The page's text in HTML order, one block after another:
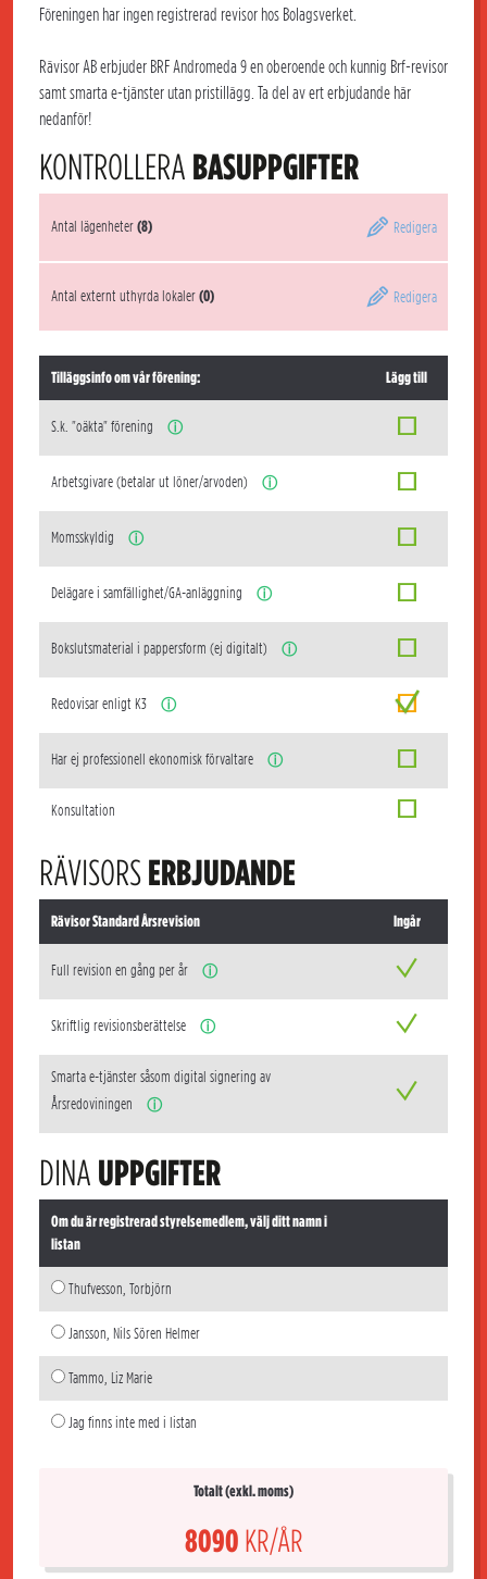
Föreningen har ingen registrerad revisor hos Bolagsverket.
Rävisor AB erbjuder BRF Andromeda 9 en oberoende och kunnig Brf-revisor
samt smarta e-tjänster utan pristillägg. Ta del av ert erbjudande här
nedanför!
KONTROLLERA BASUPPGIFTER
Antal lägenheter(8) Redigera
Antal externt uthyrda lokaler(0) Redigera
Tilläggsinfo om vår förening: Lägg till
S.k. "oäkta" förening ⓘ
Arbetsgivare (betalar ut löner/arvoden) ⓘ
Momsskyldig ⓘ
Delägare i samfällighet/GA-anläggning ⓘ
Bokslutsmaterial i pappersform (ej digitalt) ⓘ
Redovisar enligt K3 ⓘ
Har ej professionell ekonomisk förvaltare ⓘ
Konsultation
RÄVISORSERBJUDANDE
Rävisor Standard Årsrevision Ingår
Full revision en gång per år ⓘ
Skriftlig revisionsberättelse ⓘ
Smarta e-tjänster såsom digital signering av
Årsredoviningen
ⓘ
DINA UPPGIFTER
Om du är registrerad styrelsemedlem, välj ditt namn i
listan
Thufvesson, Torbjörn
Jansson, Nils Sören Helmer
Tammo, Liz Marie
Jag finns inte med i listan
Totalt (exkl. moms)
8090 KR/ÅR